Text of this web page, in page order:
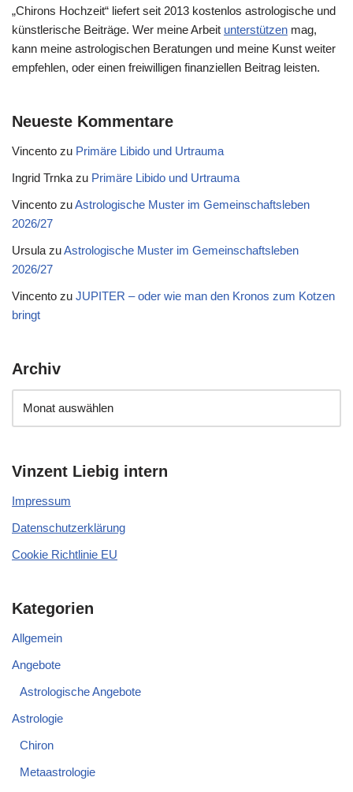
„Chirons Hochzeit“ liefert seit 2013 kostenlos astrologische und
künstlerische Beiträge. Wer meine Arbeit unterstützen mag,
kann meine astrologischen Beratungen und meine Kunst weiter
empfehlen, oder einen freiwilligen finanziellen Beitrag leisten.
Neueste Kommentare
Vincento zu Primäre Libido und Urtrauma
Ingrid Trnka zu Primäre Libido und Urtrauma
Vincento zuAstrologische Muster im Gemeinschaftsleben
2026/27
Ursula zuAstrologische Muster im Gemeinschaftsleben
2026/27
Vincento zu JUPITER – oder wie man den Kronos zum Kotzen
bringt
Archiv
Vinzent Liebig intern
Impressum
Datenschutzerklärung
Cookie Richtlinie EU
Kategorien
Allgemein
Angebote
Astrologische Angebote
Astrologie
Chiron
Metaastrologie